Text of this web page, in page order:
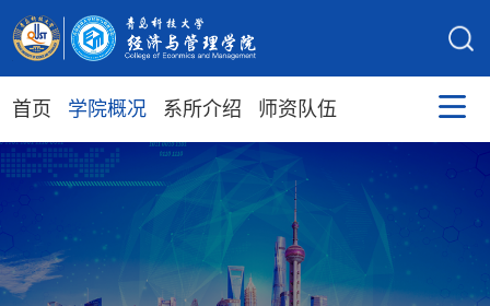
首页 学院概况 系所介绍 师资队伍